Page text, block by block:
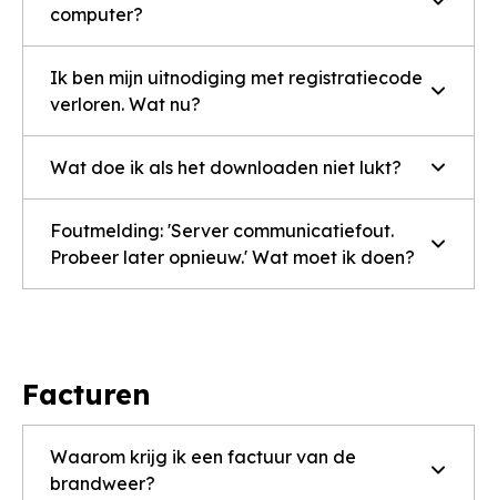
computer?
Ik ben mijn uitnodiging met registratiecode
verloren. Wat nu?
Wat doe ik als het downloaden niet lukt?
Foutmelding: 'Server communicatiefout.
Probeer later opnieuw.' Wat moet ik doen?
Facturen
Waarom krijg ik een factuur van de
brandweer?